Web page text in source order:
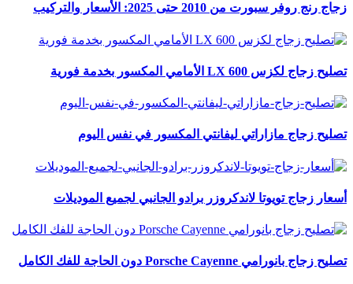
زجاج رنج روفر سبورت من 2010 حتى 2025: الأسعار والتركيب
تصليح زجاج لكزس LX 600 الأمامي المكسور بخدمة فورية
تصليح زجاج مازاراتي ليفانتي المكسور في نفس اليوم
أسعار زجاج تويوتا لاندكروزر برادو الجانبي لجميع الموديلات
تصليح زجاج بانورامي Porsche Cayenne دون الحاجة للفك الكامل